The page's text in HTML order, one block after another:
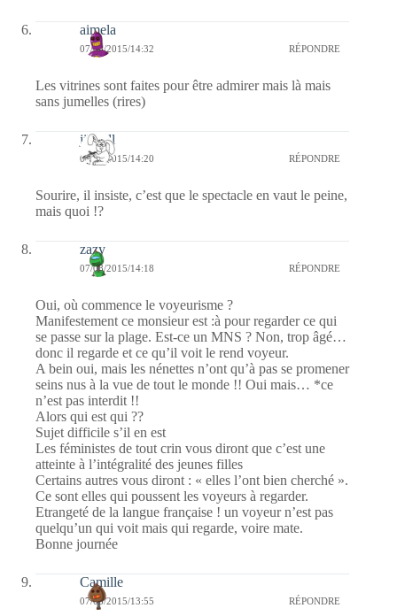
aimela
07/08/2015/14:32 RÉPONDRE
Les vitrines sont faites pour être admirer mais là mais
sans jumelles (rires)
jill bill
07/08/2015/14:20 RÉPONDRE
Sourire, il insiste, c’est que le spectacle en vaut le peine,
mais quoi !?
zazy
07/08/2015/14:18 RÉPONDRE
Oui, où commence le voyeurisme ?
Manifestement ce monsieur est :à pour regarder ce qui
se passe sur la plage. Est-ce un MNS ? Non, trop âgé…
donc il regarde et ce qu’il voit le rend voyeur.
A bein oui, mais les nénettes n’ont qu’à pas se promener
seins nus à la vue de tout le monde !! Oui mais… *ce
n’est pas interdit !!
Alors qui est qui ??
Sujet difficile s’il en est
Les féministes de tout crin vous diront que c’est une
atteinte à l’intégralité des jeunes filles
Certains autres vous diront : « elles l’ont bien cherché ».
Ce sont elles qui poussent les voyeurs à regarder.
Etrangeté de la langue française ! un voyeur n’est pas
quelqu’un qui voit mais qui regarde, voire mate.
Bonne journée
Camille
07/08/2015/13:55 RÉPONDRE